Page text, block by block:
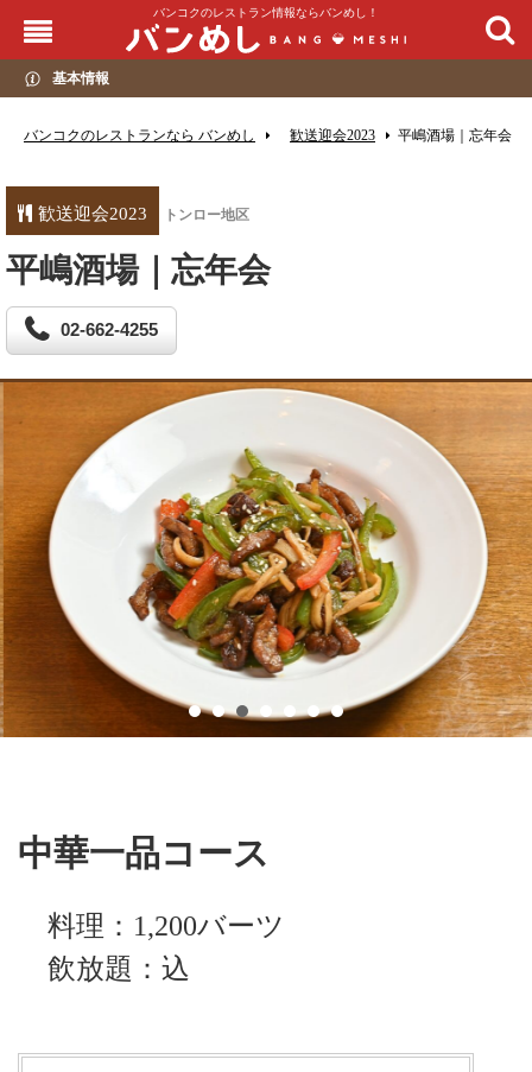
バンコクのレストラン情報ならバンめし！
基本情報
バンコクのレストランなら バンめし 歓送迎会2023 平嶋酒場｜忘年会
歓送迎会2023 トンロー地区
平嶋酒場｜忘年会
02-662-4255
中華一品コース
料理：1,200バーツ
飲放題：込